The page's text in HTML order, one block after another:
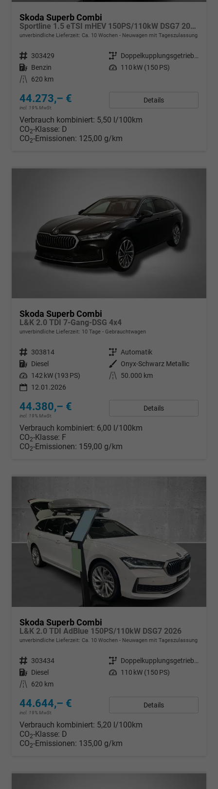
Skoda Superb Combi
Sportline 1.5 eTSI mHEV 150PS/110kW DSG7 2026
unverbindliche Lieferzeit: Ca. 10 Wochen Neuwagen mit Tageszulassung
Fahrzeugnr. 303429 Getriebe
Doppelkupplungsgetriebe (DSG)
Kraftstoff Benzin Leistung 110 kW (150 PS)
Kilometerstand
620 km
44.273,– €
incl. 19% MwSt.
Details
Verbrauch kombiniert: 5,50 l/100km
CO2-Klasse: D
CO2-Emissionen: 125,00 g/km
Skoda Superb Combi
L&K 2.0 TDI 7-Gang-DSG 4x4
unverbindliche Lieferzeit: 10 Tage Gebrauchtwagen
Fahrzeugnr. 303814 Getriebe Automatik
Kraftstoff Diesel Außenfarbe
Onyx-Schwarz Metallic
Leistung 142 kW (193 PS) Kilometerstand
50.000 km
12.01.2026
44.380,– €
incl. 19% MwSt.
Details
Verbrauch kombiniert: 6,00 l/100km
CO2-Klasse: F
CO2-Emissionen: 159,00 g/km
Skoda Superb Combi
L&K 2.0 TDI AdBlue 150PS/110kW DSG7 2026
unverbindliche Lieferzeit: Ca. 10 Wochen Neuwagen mit Tageszulassung
Fahrzeugnr. 303434 Getriebe
Doppelkupplungsgetriebe (DSG)
Kraftstoff Diesel Leistung 110 kW (150 PS)
Kilometerstand
620 km
44.644,– €
incl. 19% MwSt.
Details
Verbrauch kombiniert: 5,20 l/100km
CO2-Klasse: D
CO2-Emissionen: 135,00 g/km